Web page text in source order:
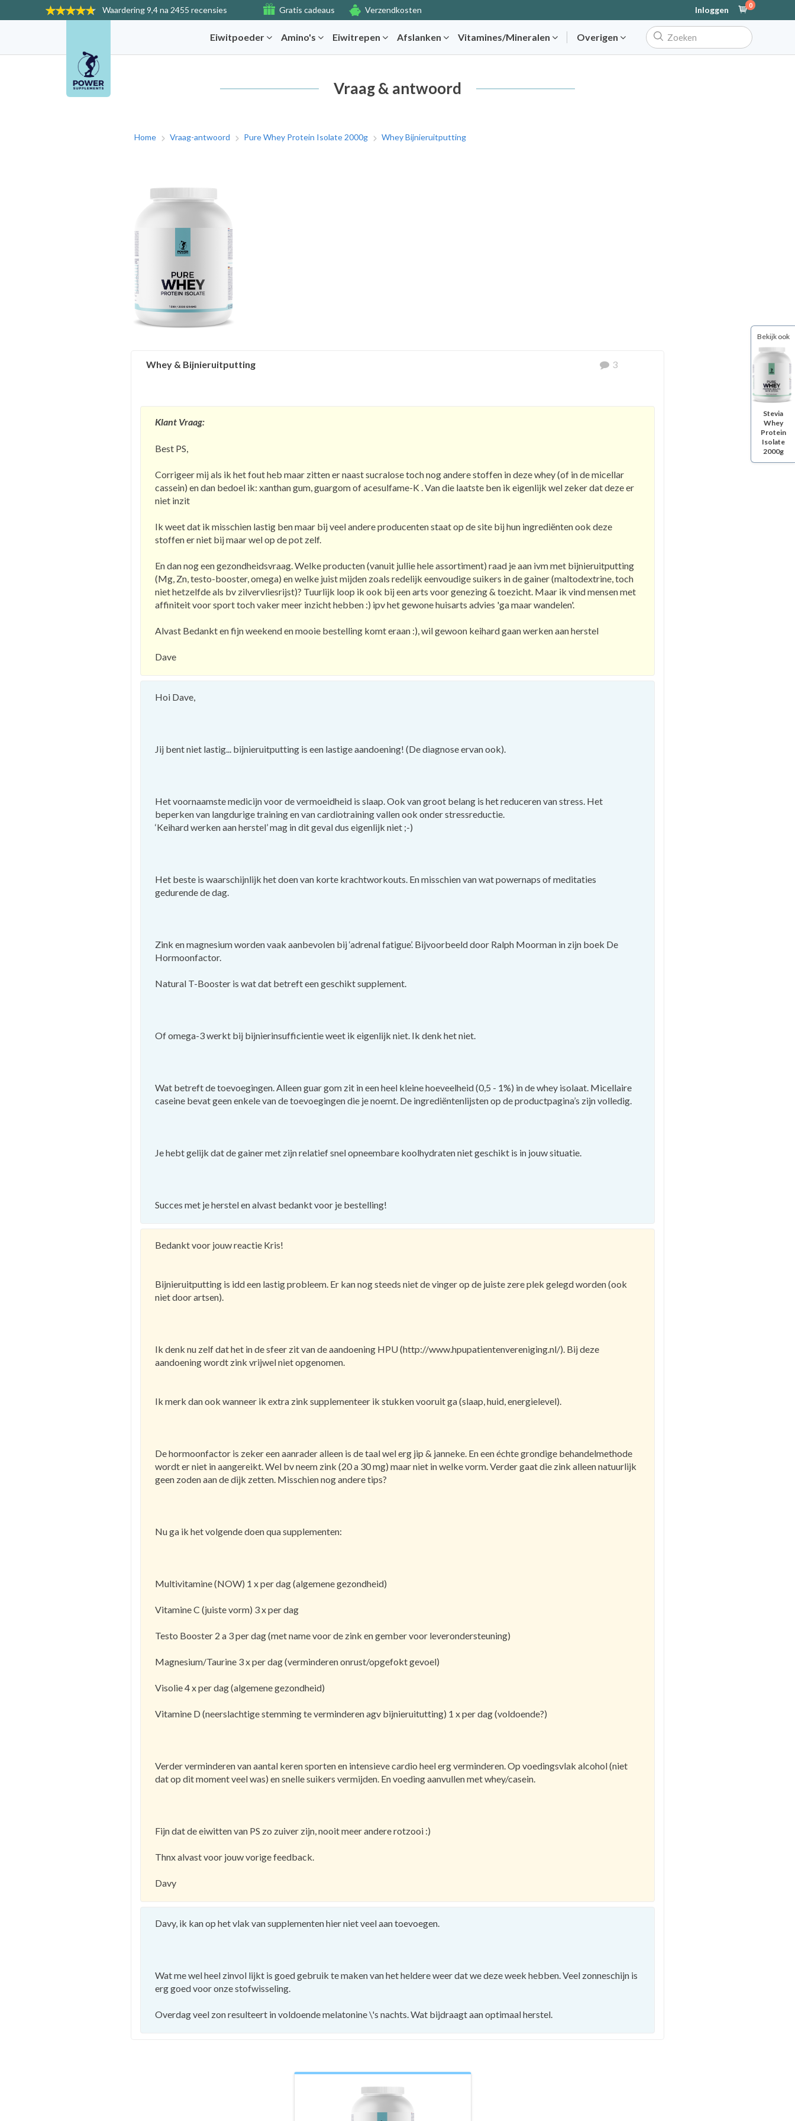
Waardering9,4 na 2455 recensies Gratis cadeaus Verzendkosten Inloggen 0
Eiwitpoeder Amino's Eiwitrepen Afslanken Vitamines/Mineralen Overigen
Vraag & antwoord
Home Vraag-antwoord Pure Whey Protein Isolate 2000g Whey Bijnieruitputting
Whey & Bijnieruitputting 3
Klant Vraag:
Best PS,
Corrigeer mij als ik het fout heb maar zitten er naast sucralose toch nog andere stoffen in deze whey (of in de micellar
cassein) en dan bedoel ik: xanthan gum, guargom of acesulfame-K . Van die laatste ben ik eigenlijk wel zeker dat deze er
niet inzit
Ik weet dat ik misschien lastig ben maar bij veel andere producenten staat op de site bij hun ingrediënten ook deze
stoffen er niet bij maar wel op de pot zelf.
En dan nog een gezondheidsvraag. Welke producten (vanuit jullie hele assortiment) raad je aan ivm met bijnieruitputting
(Mg, Zn, testo-booster, omega) en welke juist mijden zoals redelijk eenvoudige suikers in de gainer (maltodextrine, toch
niet hetzelfde als bv zilvervliesrijst)? Tuurlijk loop ik ook bij een arts voor genezing & toezicht. Maar ik vind mensen met
affiniteit voor sport toch vaker meer inzicht hebben :) ipv het gewone huisarts advies 'ga maar wandelen'.
Alvast Bedankt en fijn weekend en mooie bestelling komt eraan :), wil gewoon keihard gaan werken aan herstel
Dave
Hoi Dave,
Jij bent niet lastig... bijnieruitputting is een lastige aandoening! (De diagnose ervan ook).
Het voornaamste medicijn voor de vermoeidheid is slaap. Ook van groot belang is het reduceren van stress. Het
beperken van langdurige training en van cardiotraining vallen ook onder stressreductie.
‘Keihard werken aan herstel’ mag in dit geval dus eigenlijk niet ;-)
Het beste is waarschijnlijk het doen van korte krachtworkouts. En misschien van wat powernaps of meditaties
gedurende de dag.
Zink en magnesium worden vaak aanbevolen bij ‘adrenal fatigue’. Bijvoorbeeld door Ralph Moorman in zijn boek De
Hormoonfactor.
Natural T-Booster is wat dat betreft een geschikt supplement.
Of omega-3 werkt bij bijnierinsufficientie weet ik eigenlijk niet. Ik denk het niet.
Wat betreft de toevoegingen. Alleen guar gom zit in een heel kleine hoeveelheid (0,5 - 1%) in de whey isolaat. Micellaire
caseine bevat geen enkele van de toevoegingen die je noemt. De ingrediëntenlijsten op de productpagina’s zijn volledig.
Je hebt gelijk dat de gainer met zijn relatief snel opneembare koolhydraten niet geschikt is in jouw situatie.
Succes met je herstel en alvast bedankt voor je bestelling!
Bedankt voor jouw reactie Kris!
Bijnieruitputting is idd een lastig probleem. Er kan nog steeds niet de vinger op de juiste zere plek gelegd worden (ook
niet door artsen).
Ik denk nu zelf dat het in de sfeer zit van de aandoening HPU (http://www.hpupatientenvereniging.nl/). Bij deze
aandoening wordt zink vrijwel niet opgenomen.
Ik merk dan ook wanneer ik extra zink supplementeer ik stukken vooruit ga (slaap, huid, energielevel).
De hormoonfactor is zeker een aanrader alleen is de taal wel erg jip & janneke. En een échte grondige behandelmethode
wordt er niet in aangereikt. Wel bv neem zink (20 a 30 mg) maar niet in welke vorm. Verder gaat die zink alleen natuurlijk
geen zoden aan de dijk zetten. Misschien nog andere tips?
Nu ga ik het volgende doen qua supplementen:
Multivitamine (NOW) 1 x per dag (algemene gezondheid)
Vitamine C (juiste vorm) 3 x per dag
Testo Booster 2 a 3 per dag (met name voor de zink en gember voor leverondersteuning)
Magnesium/Taurine 3 x per dag (verminderen onrust/opgefokt gevoel)
Visolie 4 x per dag (algemene gezondheid)
Vitamine D (neerslachtige stemming te verminderen agv bijnieruitutting) 1 x per dag (voldoende?)
Verder verminderen van aantal keren sporten en intensieve cardio heel erg verminderen. Op voedingsvlak alcohol (niet
dat op dit moment veel was) en snelle suikers vermijden. En voeding aanvullen met whey/casein.
Fijn dat de eiwitten van PS zo zuiver zijn, nooit meer andere rotzooi :)
Thnx alvast voor jouw vorige feedback.
Davy
Davy, ik kan op het vlak van supplementen hier niet veel aan toevoegen.
Wat me wel heel zinvol lijkt is goed gebruik te maken van het heldere weer dat we deze week hebben. Veel zonneschijn is
erg goed voor onze stofwisseling.
Overdag veel zon resulteert in voldoende melatonine \'s nachts. Wat bijdraagt aan optimaal herstel.
Bekijk ook
Stevia
Whey
Protein
Isolate
2000g